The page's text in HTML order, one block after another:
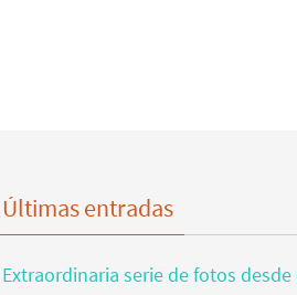
Últimas entradas
Extraordinaria serie de fotos